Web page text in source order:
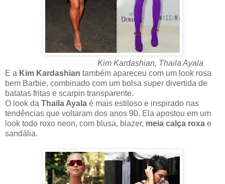
Kim Kardashian, Thaila Ayala
E a Kim Kardashian também apareceu com um look rosa
bem Barbie, combinado com um bolsa super divertida de
batatas fritas e scarpin transparente.
O look da Thaila Ayala é mais estiloso e inspirado nas
tendências que voltaram dos anos 90. Ela apostou em um
look todo roxo neon, com blusa, blazer, meia calça roxa e
sandália.